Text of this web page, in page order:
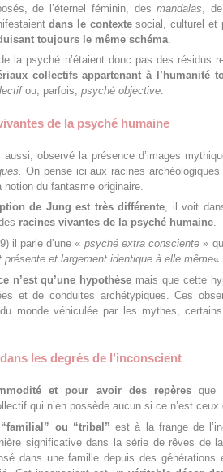
de l’éternel féminin, desmandalas ,
dans le contextesocial, culturel et
toujours le même schéma
la psyché n’étaient donc pas des résidus
collectifs appartenant à l’humanité
ou, parfois,psyché objective.
de la psyché humaine
observé la présence d’images
On pense ici aux racines
notion du fantasme originaire.
de Jung est très différente, il voit
racines vivantes de la psyché humaine.
il parle d’une « psyché extra consciente »
présente et largement identique à elle même«
n’est qu’une hypothèse mais que cette
et de conduites archétypiques. Ces
monde véhiculée par les mythes,
les degrés de l’inconscient
et pour avoir des repèresque
qui n’en possède aucun si ce n’est
ou “tribal” est à la frange de
significative dans la série de rêves de
dans une famille depuis des